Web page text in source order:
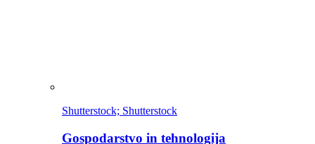
Shutterstock; Shutterstock
Gospodarstvo in tehnologija